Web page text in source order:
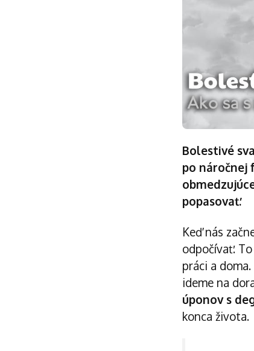
Bolestivé
po náročnej
popasovať.
Keď nás
odpočívať.
práci a
ideme na
úponov s
konca života.